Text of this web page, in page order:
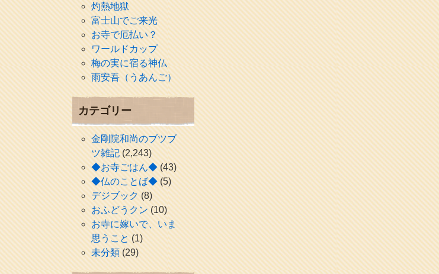
灼熱地獄
富士山でご来光
お寺で厄払い？
ワールドカップ
梅の実に宿る神仏
雨安吾（うあんご）
カテゴリー
金剛院和尚のブツブ
ツ雑記(2,243)
◆お寺ごはん◆(43)
◆仏のことば◆(5)
デジブック(8)
おふどうクン(10)
お寺に嫁いで、いま
思うこと(1)
未分類(29)